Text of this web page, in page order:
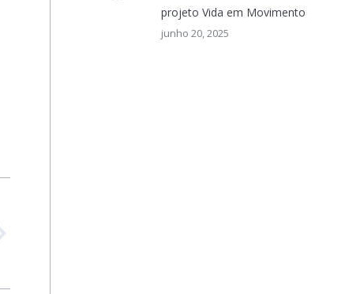
projeto Vida em Movimento
junho 20, 2025